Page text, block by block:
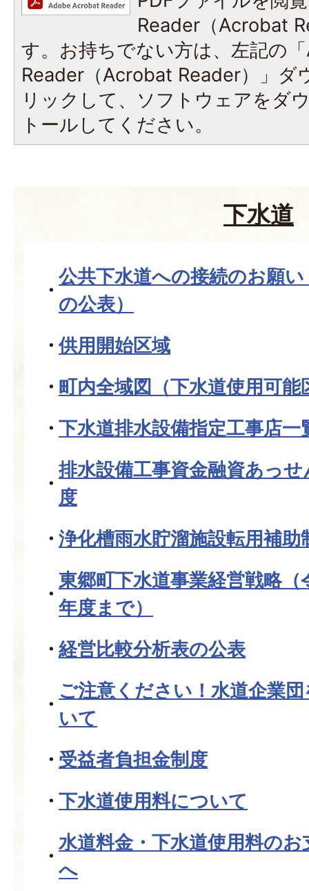
Reader（Acrobat
す。お持ちでない方は、左記の
Reader（Acrobat Reader）」ダ
リックして、ソフトウェアをダ
トールしてください。
下水道
公共下水道への接続のお願
の公表）
供用開始区域
町内全域図（下水道使用可能
下水道排水設備指定工事店一
排水設備工事資金融資あっ
度
浄化槽雨水貯溜施設転用補助
東郷町下水道事業経営戦略
年度まで）
経営比較分析表の公表
ご注意ください！水道企業
いて
受益者負担金制度
下水道使用料について
水道料金・下水道使用料の
へ